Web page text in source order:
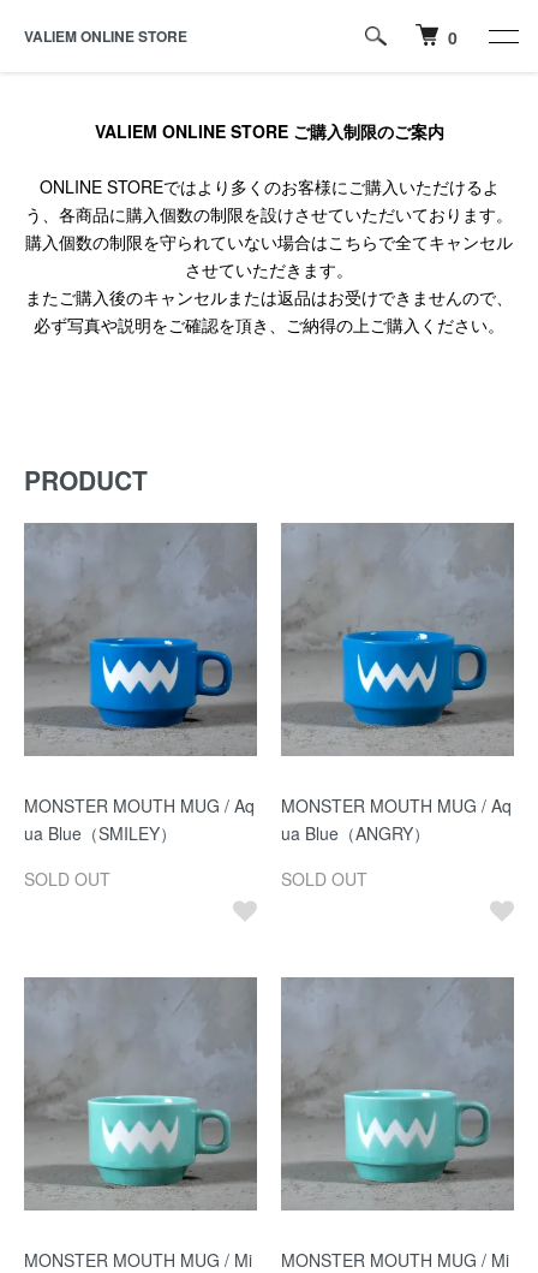
VALIEM ONLINE STORE 0
VALIEM ONLINE STORE ご購入制限のご案内
ONLINE STOREではより多くのお客様にご購入いただけるよ
う、各商品に購入個数の制限を設けさせていただいております。
購入個数の制限を守られていない場合はこちらで全てキャンセル
させていただきます。
またご購入後のキャンセルまたは返品はお受けできませんので、
必ず写真や説明をご確認を頂き、ご納得の上ご購入ください。
PRODUCT
MONSTER MOUTH MUG / Aq
ua Blue（SMILEY）
SOLD OUT
MONSTER MOUTH MUG / Aq
ua Blue（ANGRY）
SOLD OUT
MONSTER MOUTH MUG / Mi
MONSTER MOUTH MUG / Mi